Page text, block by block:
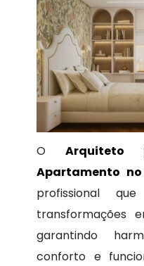
O Arquiteto
Apartamento
profissional
transformações
garantindo
conforto e